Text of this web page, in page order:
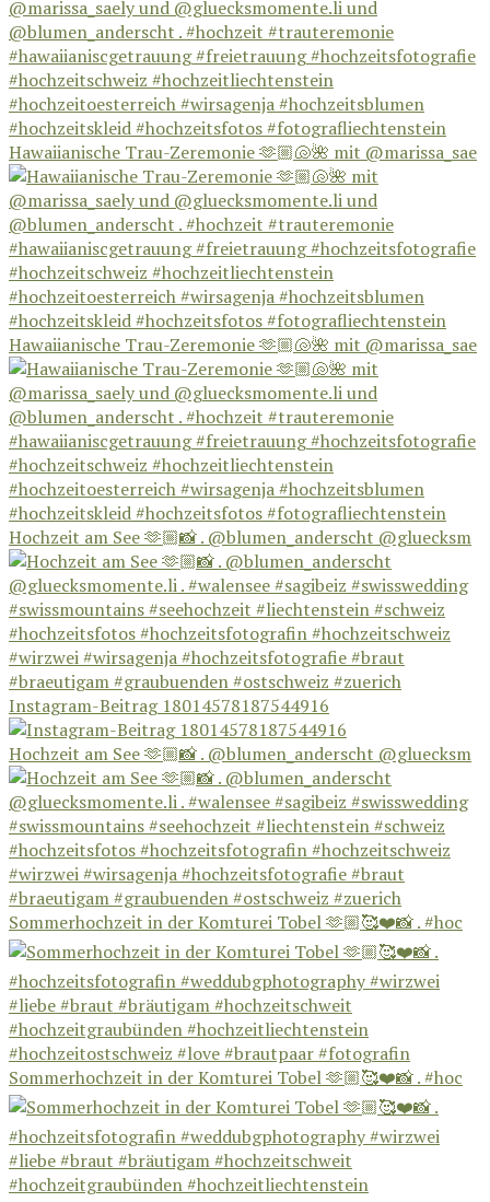
Hawaiianische Trau-Zeremonie 🫶🏼🐚🌺 mit @marissa_sae
Hawaiianische Trau-Zeremonie 🫶🏼🐚🌺 mit @marissa_sae
Hochzeit am See 🫶🏼📸 . @blumen_anderscht @gluecksm
Instagram-Beitrag 18014578187544916
Hochzeit am See 🫶🏼📸 . @blumen_anderscht @gluecksm
Sommerhochzeit in der Komturei Tobel 🫶🏼🥰❤️📸 . #hoc
Sommerhochzeit in der Komturei Tobel 🫶🏼🥰❤️📸 . #hoc